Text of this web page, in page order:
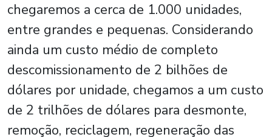
chegaremos a cerca de 1.000 unidades,
entre grandes e pequenas. Considerando
ainda um custo médio de completo
descomissionamento de 2 bilhões de
dólares por unidade, chegamos a um custo
de 2 trilhões de dólares para desmonte,
remoção, reciclagem, regeneração das